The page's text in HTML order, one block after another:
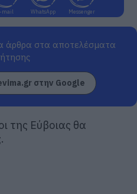
mail WhatsApp Messenger
άρθρα στα αποτελέσματα
στην Google
της Εύβοιας θα